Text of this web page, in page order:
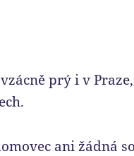
prý i v
ani žádná